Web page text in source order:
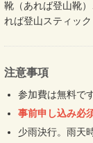
靴（あれば登山靴
れば登山スティック
注意事項
参加費は無料です
事前申し込み必
少雨決行。雨天